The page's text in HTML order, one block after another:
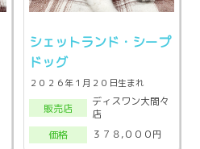
シェットランド・シープ
ドッグ
２０２６年１月２０日生まれ
販売店
ディスワン大間々
店
価格
３７８,０００円